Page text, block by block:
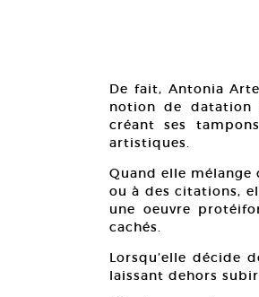
De fait, Antonia
notion de datation
créant ses
artistiques.
Quand elle mélange
ou à des citations,
une oeuvre
cachés.
Lorsqu’elle décide
laissant dehors